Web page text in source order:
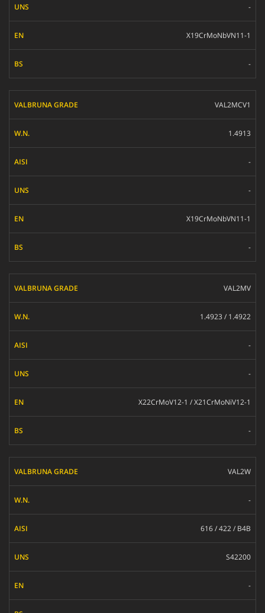
-
X19CrMoNbVN11-1
-
VAL2MCV1
1.4913
-
-
X19CrMoNbVN11-1
-
VAL2MV
1.4923 / 1.4922
-
-
X22CrMoV12-1 / X21CrMoNiV12-1
-
VAL2W
-
616 / 422 / B4B
S42200
-